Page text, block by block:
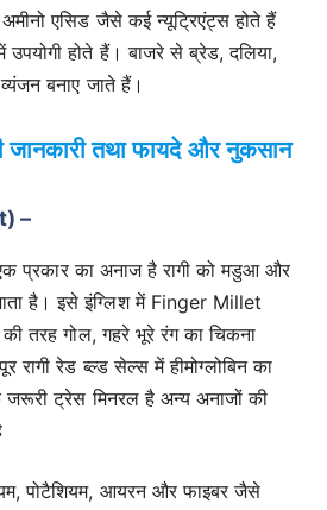
अमीनो एसिड जैसे कई न्यूट्रिएंट्स होते हैं
होते हैं। बाजरे से ब्रेड, दलिया,
बनाए जाते हैं।
जानकारी तथा फायदे और नुकसान
–
प्रकार का अनाज है रागी को मडुआ और
है। इसे इंग्लिश में Finger Millet
तरह गोल, गहरे भूरे रंग का चिकना
रेड ब्ल्ड सेल्स में हीमोग्लोबिन का
ट्रेस मिनरल है अन्य अनाजों की
पोटैशियम, आयरन और फाइबर जैसे